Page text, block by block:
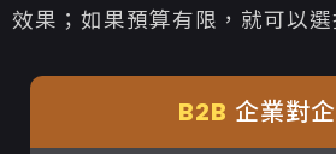
效果；如果預算有限，就可以選
B2B 企業對